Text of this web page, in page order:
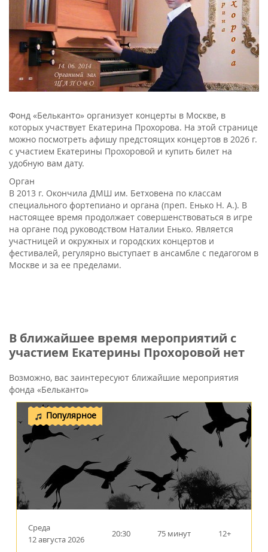
Фонд «Бельканто» организует концерты в Москве, в
которых участвует Екатерина Прохорова. На этой странице
можно посмотреть афишу предстоящих концертов в 2026 г.
с участием Екатерины Прохоровой и купить билет на
удобную вам дату.
Орган
В 2013 г. Окончила ДМШ им. Бетховена по классам
специального фортепиано и органа (преп. Енько Н. А.). В
настоящее время продолжает совершенствоваться в игре
на органе под руководством Наталии Енько. Является
участницей и окружных и городских концертов и
фестивалей, регулярно выступает в ансамбле с педагогом в
Москве и за ее пределами.
В ближайшее время мероприятий с
участием Екатерины Прохоровой нет
Возможно, вас заинтересуют ближайшие мероприятия
фонда «Бельканто»
Популярное
Среда
12 августа 2026
20:30 75 минут 12+